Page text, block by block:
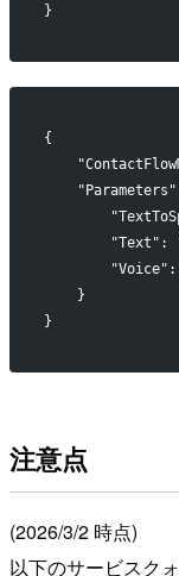
}
{
"Text":
    }
}
注意点
(2026/3/2 時点)
以下のサービスク